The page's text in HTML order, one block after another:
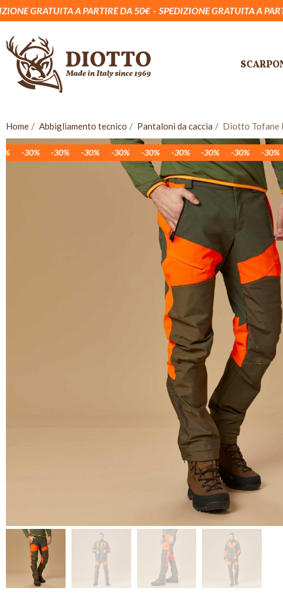
A PARTIRE DA 50€ SPEDIZIONE GRATUITA A PARTIRE DA 50€
Home Abbigliamento tecnico Pantaloni da caccia Diotto Tofane
-30% -30% -30% -30% -30% -30% -30% -30% -30% -